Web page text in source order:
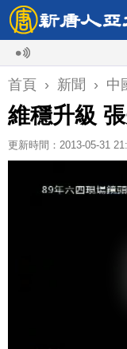
首頁 › 新聞 › 中
維穩升級
更新時間：2013-05-31